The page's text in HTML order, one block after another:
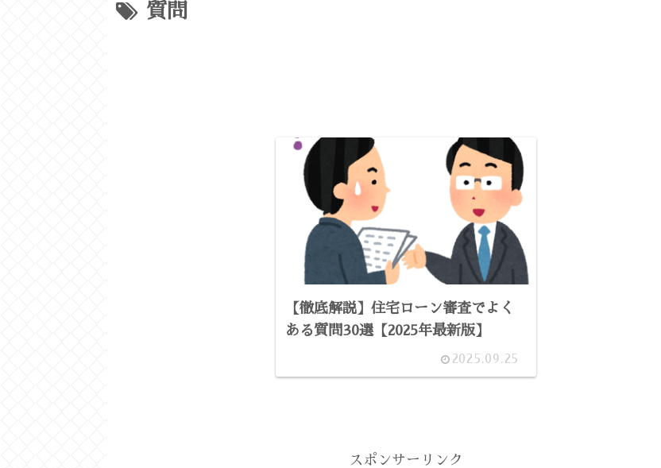
質問
【徹底解説】住宅ローン審査でよく
ある質問30選【2025年最新版】
2025.09.25
スポンサーリンク